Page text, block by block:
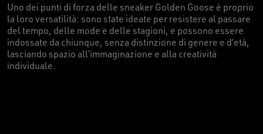
Uno dei punti di forza delle sneaker Golden Goose è proprio
la loro versatilità: sono state ideate per resistere al passare
del tempo, delle mode e delle stagioni, e possono essere
indossate da chiunque, senza distinzione di genere e d’età,
lasciando spazio all’immaginazione e alla creatività
individuale.